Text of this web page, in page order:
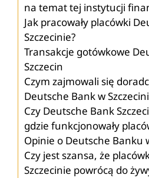
na temat tej instytucji
Jak pracowały placówki
Szczecinie?
Transakcje gotówkowe
Szczecin
Czym zajmowali się
Deutsche Bank w
Czy Deutsche Bank
gdzie funkcjonowały
Opinie o Deutsche Banku
Czy jest szansa, że
Szczecinie powrócą do